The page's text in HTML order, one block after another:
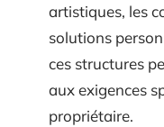
artistiques, les
solutions
ces structures
aux exigences
propriétaire.